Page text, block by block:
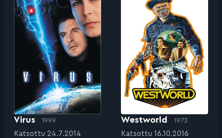
Virus 1999
Katsottu 24.7.2014
Westworld 1973
Katsottu 16.10.2016